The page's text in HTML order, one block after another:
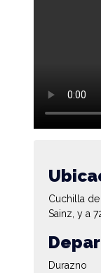
Cuchilla
Sainz, y a
Durazno